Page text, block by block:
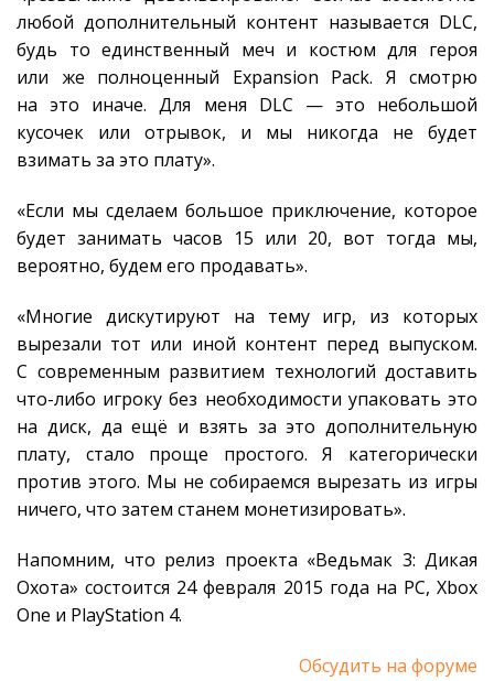
любой дополнительный контент называется DLC,
будь то единственный меч и костюм для героя
или же полноценный Expansion Pack. Я смотрю
на это иначе. Для меня DLC — это небольшой
кусочек или отрывок, и мы никогда не будет
взимать за это плату».
«Если мы сделаем большое приключение, которое
будет занимать часов 15 или 20, вот тогда мы,
вероятно, будем его продавать».
«Многие дискутируют на тему игр, из которых
вырезали тот или иной контент перед выпуском.
С современным развитием технологий доставить
что-либо игроку без необходимости упаковать это
на диск, да ещё и взять за это дополнительную
плату, стало проще простого. Я категорически
против этого. Мы не собираемся вырезать из игры
ничего, что затем станем монетизировать».
Напомним, что релиз проекта «Ведьмак 3: Дикая
Охота» состоится 24 февраля 2015 года на PC, Xbox
One и PlayStation 4.
Обсудить на форуме